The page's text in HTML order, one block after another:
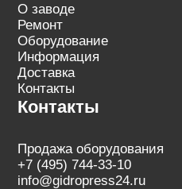
О заводе
Ремонт
Оборудование
Информация
Доставка
Контакты
Контакты
Продажа оборудования
+7 (495) 744-33-10
info@gidropress24.ru